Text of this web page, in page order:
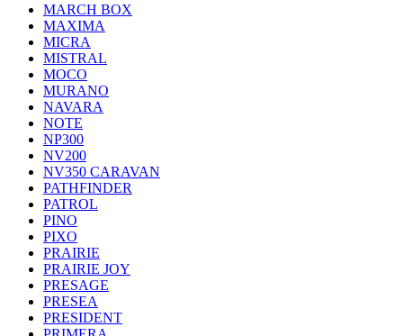
MARCH BOX
MAXIMA
MICRA
MISTRAL
MOCO
MURANO
NAVARA
NOTE
NP300
NV200
NV350 CARAVAN
PATHFINDER
PATROL
PINO
PIXO
PRAIRIE
PRAIRIE JOY
PRESAGE
PRESEA
PRESIDENT